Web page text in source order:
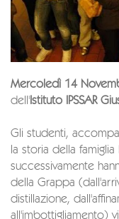
Mercoledì 14
dell'Istituto IPSSAR
Gli studenti,
la storia della
successivamente
della Grappa
distillazione,
all'imbottigliamento)